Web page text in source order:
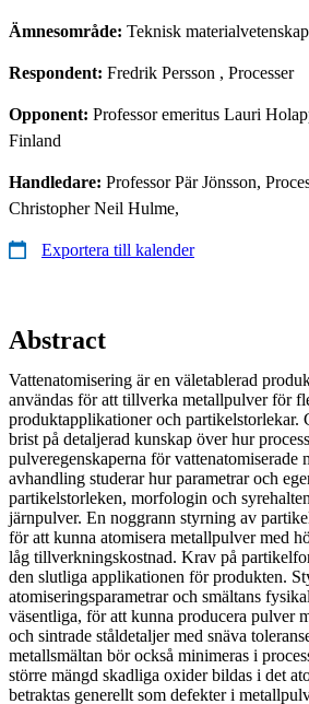
Ämnesområde: Teknisk materialvetenskap
Respondent: Fredrik Persson , Processer
Opponent: Professor emeritus Lauri
Finland
Handledare: Professor Pär Jönsson,
Christopher Neil Hulme,
Exportera till kalender
Abstract
Vattenatomisering är en väletablerad
användas för att tillverka metallpulver för
produktapplikationer och partikelstorlekar.
brist på detaljerad kunskap över hur
pulveregenskaperna för vattenatomiserade
avhandling studerar hur parametrar och
partikelstorleken, morfologin och
järnpulver. En noggrann styrning av
för att kunna atomisera metallpulver med
låg tillverkningskostnad. Krav på
den slutliga applikationen för produkten.
atomiseringsparametrar och smältans
väsentliga, för att kunna producera pulver
och sintrade ståldetaljer med snäva
metallsmältan bör också minimeras i
större mängd skadliga oxider bildas i det
betraktas generellt som defekter i